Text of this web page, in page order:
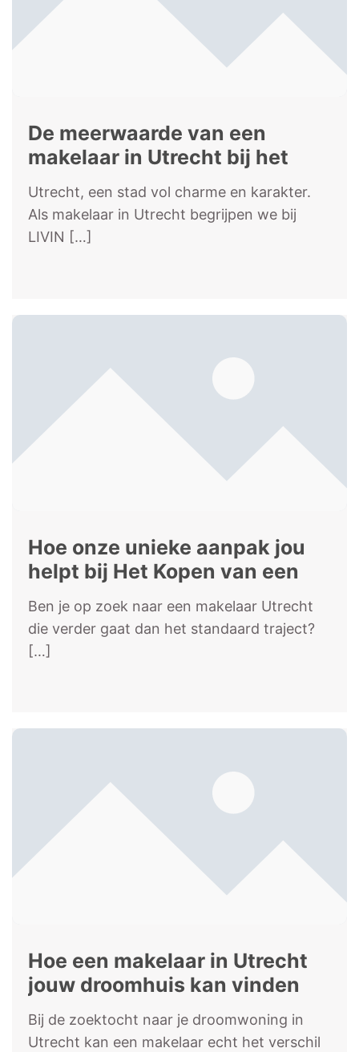
De meerwaarde van een
makelaar in Utrecht bij het
vinden van jouw droomhuis
Utrecht, een stad vol charme en karakter.
Als makelaar in Utrecht begrijpen we bij
LIVIN […]
Hoe onze unieke aanpak jou
helpt bij Het Kopen van een
huis in Utrecht
Ben je op zoek naar een makelaar Utrecht
die verder gaat dan het standaard traject?
[…]
Hoe een makelaar in Utrecht
jouw droomhuis kan vinden
Bij de zoektocht naar je droomwoning in
Utrecht kan een makelaar echt het verschil